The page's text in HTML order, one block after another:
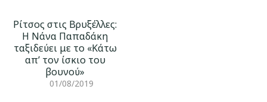
Ρίτσος στις Βρυξέλλες:
Η Νάνα Παπαδάκη
ταξιδεύει με το «Κάτω
απ’ τον ίσκιο του
βουνού»
01/08/2019